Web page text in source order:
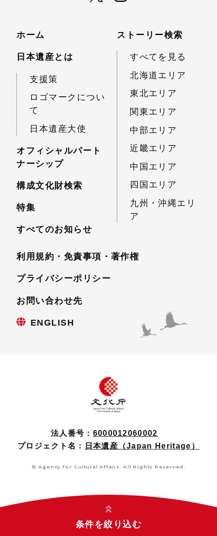
条件を絞り込む
ホーム
日本遺産とは
支援策
ロゴマークについ
て
日本遺産大使
オフィシャルパート
ナーシップ
構成文化財検索
特集
すべてのお知らせ
ストーリー検索
すべてを見る
北海道エリア
東北エリア
関東エリア
中部エリア
近畿エリア
中国エリア
四国エリア
九州・沖縄エリ
ア
利用規約・免責事項・著作権
プライバシーポリシー
お問い合わせ先
ENGLISH
法人番号： 6000012060002
プロジェクト名：
日本遺産（Japan Heritage）
© Agency for Cultural Affairs. All Rights Reserved.